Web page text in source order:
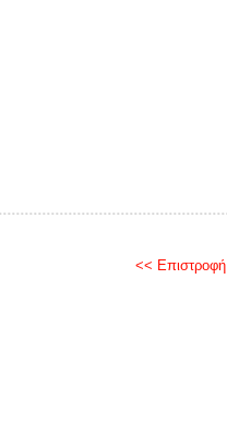
<< Επιστροφή